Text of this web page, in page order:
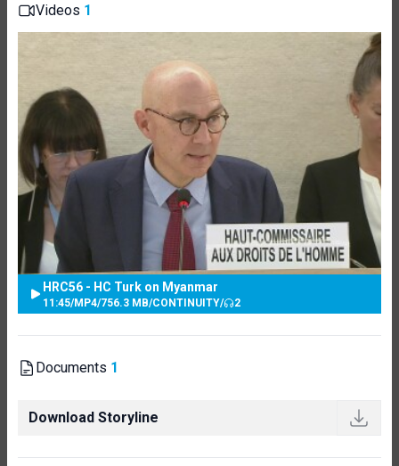
Videos 1
HRC56 - HC Turk on Myanmar
11:45/MP4/756.3 MB/CONTINUITY/ 2
Documents 1
Download Storyline